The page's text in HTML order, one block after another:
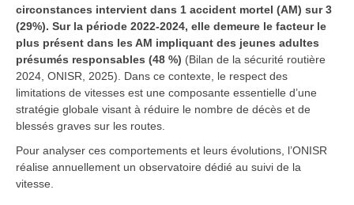
circonstances intervient dans 1 accident mortel (AM) sur 3
(29%). Sur la période 2022-2024, elle demeure le facteur le
plus présent dans les AM impliquant des jeunes adultes
présumés responsables (48 %) (Bilan de la sécurité routière
2024, ONISR, 2025). Dans ce contexte, le respect des
limitations de vitesses est une composante essentielle d’une
stratégie globale visant à réduire le nombre de décès et de
blessés graves sur les routes.
Pour analyser ces comportements et leurs évolutions, l’ONISR
réalise annuellement un observatoire dédié au suivi de la
vitesse.